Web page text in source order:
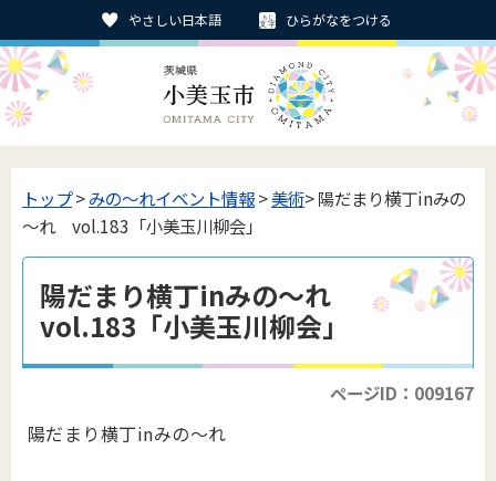
やさしい日本語 ひらがなをつける
トップ>みの〜れイベント情報>美術> 陽だまり横丁inみの
～れ vol.183「小美玉川柳会」
陽だまり横丁inみの～れ
vol.183「小美玉川柳会」
ページID：009167
陽だまり横丁inみの～れ